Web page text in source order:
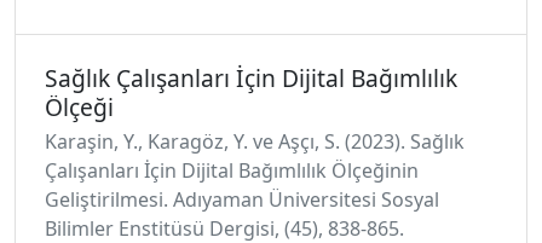
Sağlık Çalışanları İçin Dijital Bağımlılık
Ölçeği
Karaşin, Y., Karagöz, Y. ve Aşçı, S. (2023). Sağlık
Çalışanları İçin Dijital Bağımlılık Ölçeğinin
Geliştirilmesi. Adıyaman Üniversitesi Sosyal
Bilimler Enstitüsü Dergisi, (45), 838-865.